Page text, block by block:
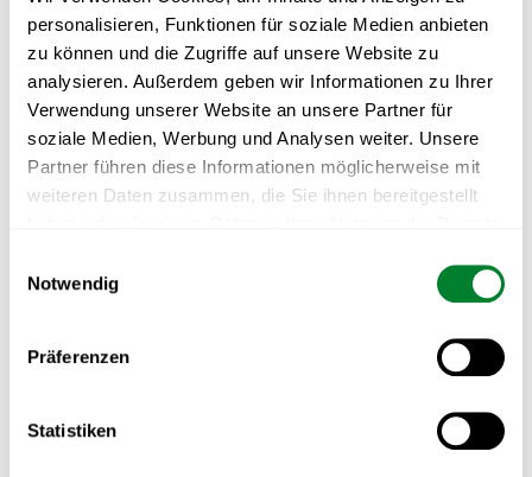
personalisieren, Funktionen für soziale Medien anbieten
zu können und die Zugriffe auf unsere Website zu
analysieren. Außerdem geben wir Informationen zu Ihrer
Verwendung unserer Website an unsere Partner für
soziale Medien, Werbung und Analysen weiter. Unsere
Partner führen diese Informationen möglicherweise mit
weiteren Daten zusammen, die Sie ihnen bereitgestellt
Notwendig
Präferenzen
Statistiken
Beim Alpine Ski World Cup Zermatt/Cervinia
hast du Pionierarbeit geleistet. Was war die
grösste „Knacknuss“, wenn man ein Projekt
dieser Grössenordnung über eine Landesgrenze
hinweg begleiten darf?
Dein Unternehmen ZIONIQ deckt Sport, Events
grössten Synergien, die noch zu wenig genutzt